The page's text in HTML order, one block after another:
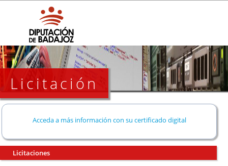
Licitación
Acceda a más información con su certificado digital
Licitaciones